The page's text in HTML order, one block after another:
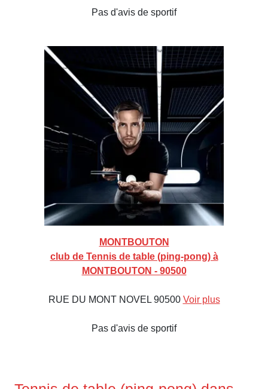
Pas d'avis de sportif
MONTBOUTON
club de Tennis de table (ping-pong) à
MONTBOUTON - 90500
RUE DU MONT NOVEL 90500 Voir plus
Pas d'avis de sportif